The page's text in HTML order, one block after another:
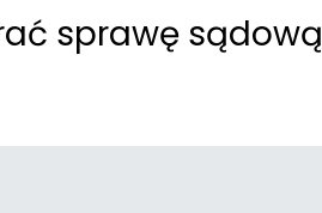
sprawę sądową